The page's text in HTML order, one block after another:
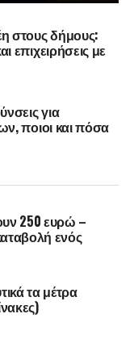
στους δήμους:
επιχειρήσεις με
για
ποιοι και πόσα
250 ευρώ –
ενός
τα μέτρα